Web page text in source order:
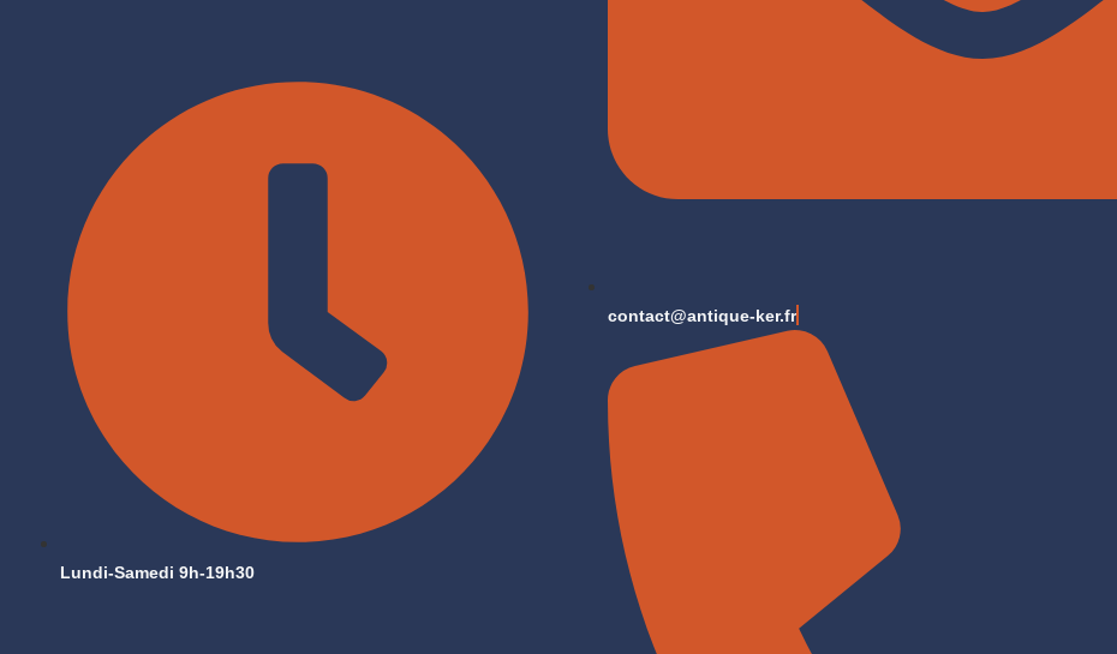
Lundi-Samedi 9h-19h30
contact@antique-ker.fr